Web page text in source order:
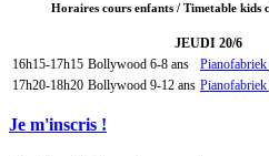
Horaires cours enfants / Timetable kids
JEUDI 20/6
16h15-17h15 Bollywood 6-8 ans
17h20-18h20 Bollywood 9-12 ans
Je m'inscris !